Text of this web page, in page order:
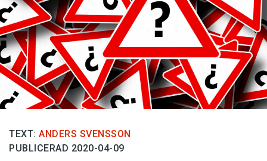
Bokrecensioner
Kviss
Podden
Anmäl till språkpolisen
Föreslå nyord
Prenumerera
TEXT: ANDERS SVENSSON
PUBLICERAD 2020-04-09